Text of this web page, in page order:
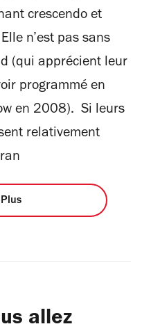
crescendo et
n’est pas sans
(qui apprécient leur
programmé en
en 2008). Si leurs
relativement
allez